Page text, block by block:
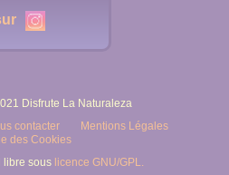
Disfrute La Naturaleza
contacter
Mentions Légales
des Cookies
libre sous licence GNU/GPL.